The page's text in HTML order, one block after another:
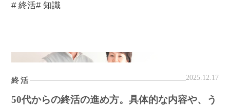
# 終活# 知識
終活 2025.12.17
50代からの終活の進め方。具体的な内容や、う